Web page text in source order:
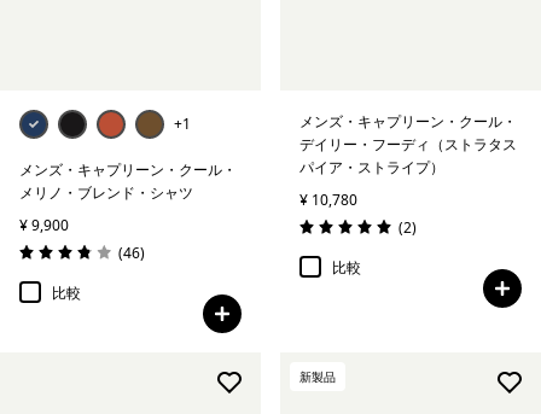
+1
メンズ・キャプリーン・クール・
メリノ・ブレンド・シャツ
¥ 9,900
評価: 3.8 / 5
(46レビュー
)
比較
メンズ・キャプリーン・クール・
デイリー・フーディ（ストラタス
パイア・ストライプ）
¥ 10,780
評価: 5.0 / 5
(2レビュー
)
比較
新製品